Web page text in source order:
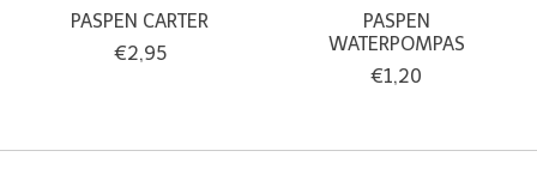
PASPEN CARTER
€2,95
PASPEN
WATERPOMPAS
€1,20